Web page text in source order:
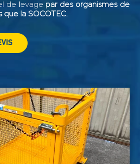
de levage par des organismes de
la SOCOTEC.